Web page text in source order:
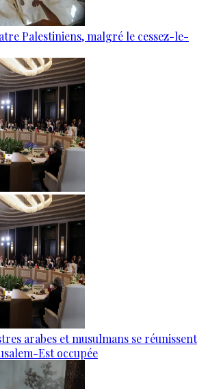
Palestiniens, malgré le cessez-le-
arabes et musulmans se réunissent
Est occupée